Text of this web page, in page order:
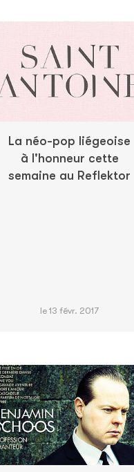
La néo-pop liégeoise
à l'honneur cette
semaine au Reflektor
le 13 févr. 2017